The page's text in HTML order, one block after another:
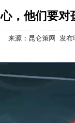
，他们要对
来源：昆仑策网 发布